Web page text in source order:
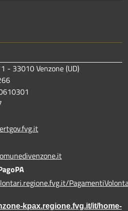
- 33010 Venzone (UD)
kpax.regione.fvg.it/it/home-